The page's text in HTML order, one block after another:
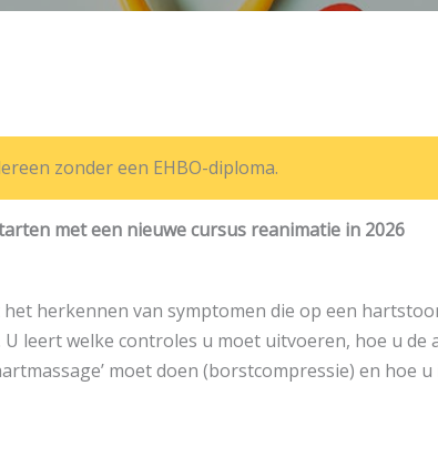
zonder een EHBO-diploma.
met een nieuwe cursus reanimatie in 2026
herkennen van symptomen die op een
leert welke controles u moet uitvoeren, hoe u de
moet doen (borstcompressie) en hoe